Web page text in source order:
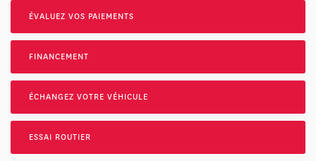
ÉVALUEZ VOS PAIEMENTS
FINANCEMENT
ÉCHANGEZ VOTRE VÉHICULE
ESSAI ROUTIER